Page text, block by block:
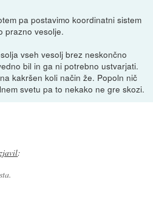
pa postavimo koordinatni sistem
prazno vesolje.
vseh vesolj brez neskončno
bil in ga ni potrebno ustvarjati.
kakršen koli način že. Popoln nič
svetu pa to nekako ne gre skozi.
: